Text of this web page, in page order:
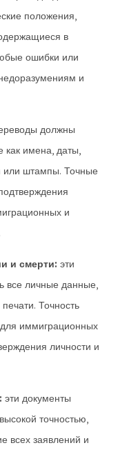
положения,
в
ошибки или
и
должны
как имена, даты,
или штампы. Точные
и
и смерти: эти
все личные данные,
Точность
иммиграционных
личности и
эти документы
точностью,
всех заявлений и